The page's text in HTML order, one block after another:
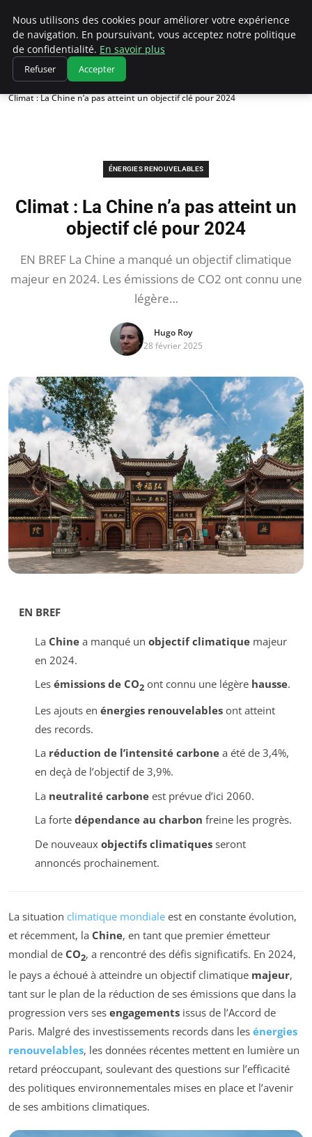
Climatedebtagents
Accueil
Énergies Renouvelables
Climat : La Chine n’a pas atteint un objectif clé pour 2024
ÉNERGIES RENOUVELABLES
Climat : La Chine n’a pas atteint un
objectif clé pour 2024
EN BREF La Chine a manqué un objectif climatique
majeur en 2024. Les émissions de CO2 ont connu une
légère…
Hugo Roy
28 février 2025
EN BREF
La Chinea manqué un objectif climatiquemajeur
en 2024.
Les émissions de CO2ont connu une légère hausse.
Les ajouts en énergies renouvelablesont atteint
des records.
La réduction de l’intensité carbonea été de 3,4%,
en deçà de l’objectif de 3,9%.
La neutralité carboneest prévue d’ici 2060.
La forte dépendance au charbon freine les progrès.
De nouveaux objectifs climatiquesseront
annoncés prochainement.
La situation climatique mondiale est en constante évolution,
et récemment, la Chine, en tant que premier émetteur
mondial de CO2, a rencontré des défis significatifs. En 2024,
le pays a échoué à atteindre un objectif climatique majeur,
tant sur le plan de la réduction de ses émissions que dans la
progression vers ses engagements issus de l’Accord de
Paris. Malgré des investissements records dans les énergies
renouvelables, les données récentes mettent en lumière un
retard préoccupant, soulevant des questions sur l’efficacité
des politiques environnementales mises en place et l’avenir
de ses ambitions climatiques.
Nous utilisons des cookies pour améliorer votre expérience
de navigation. En poursuivant, vous acceptez notre politique
de confidentialité. En savoir plus
Refuser Accepter